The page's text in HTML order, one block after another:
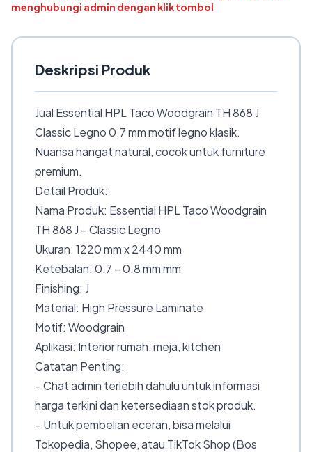
menghubungi admin dengan klik tombol
Deskripsi Produk
Jual Essential HPL Taco Woodgrain TH 868 J
Classic Legno 0.7 mm motif legno klasik.
Nuansa hangat natural, cocok untuk furniture
premium.
Detail Produk:
Nama Produk: Essential HPL Taco Woodgrain
TH 868 J – Classic Legno
Ukuran: 1220 mm x 2440 mm
Ketebalan: 0.7 – 0.8 mm mm
Finishing: J
Material: High Pressure Laminate
Motif: Woodgrain
Aplikasi: Interior rumah, meja, kitchen
Catatan Penting:
– Chat admin terlebih dahulu untuk informasi
harga terkini dan ketersediaan stok produk.
– Untuk pembelian eceran, bisa melalui
Tokopedia, Shopee, atau TikTok Shop (Bos